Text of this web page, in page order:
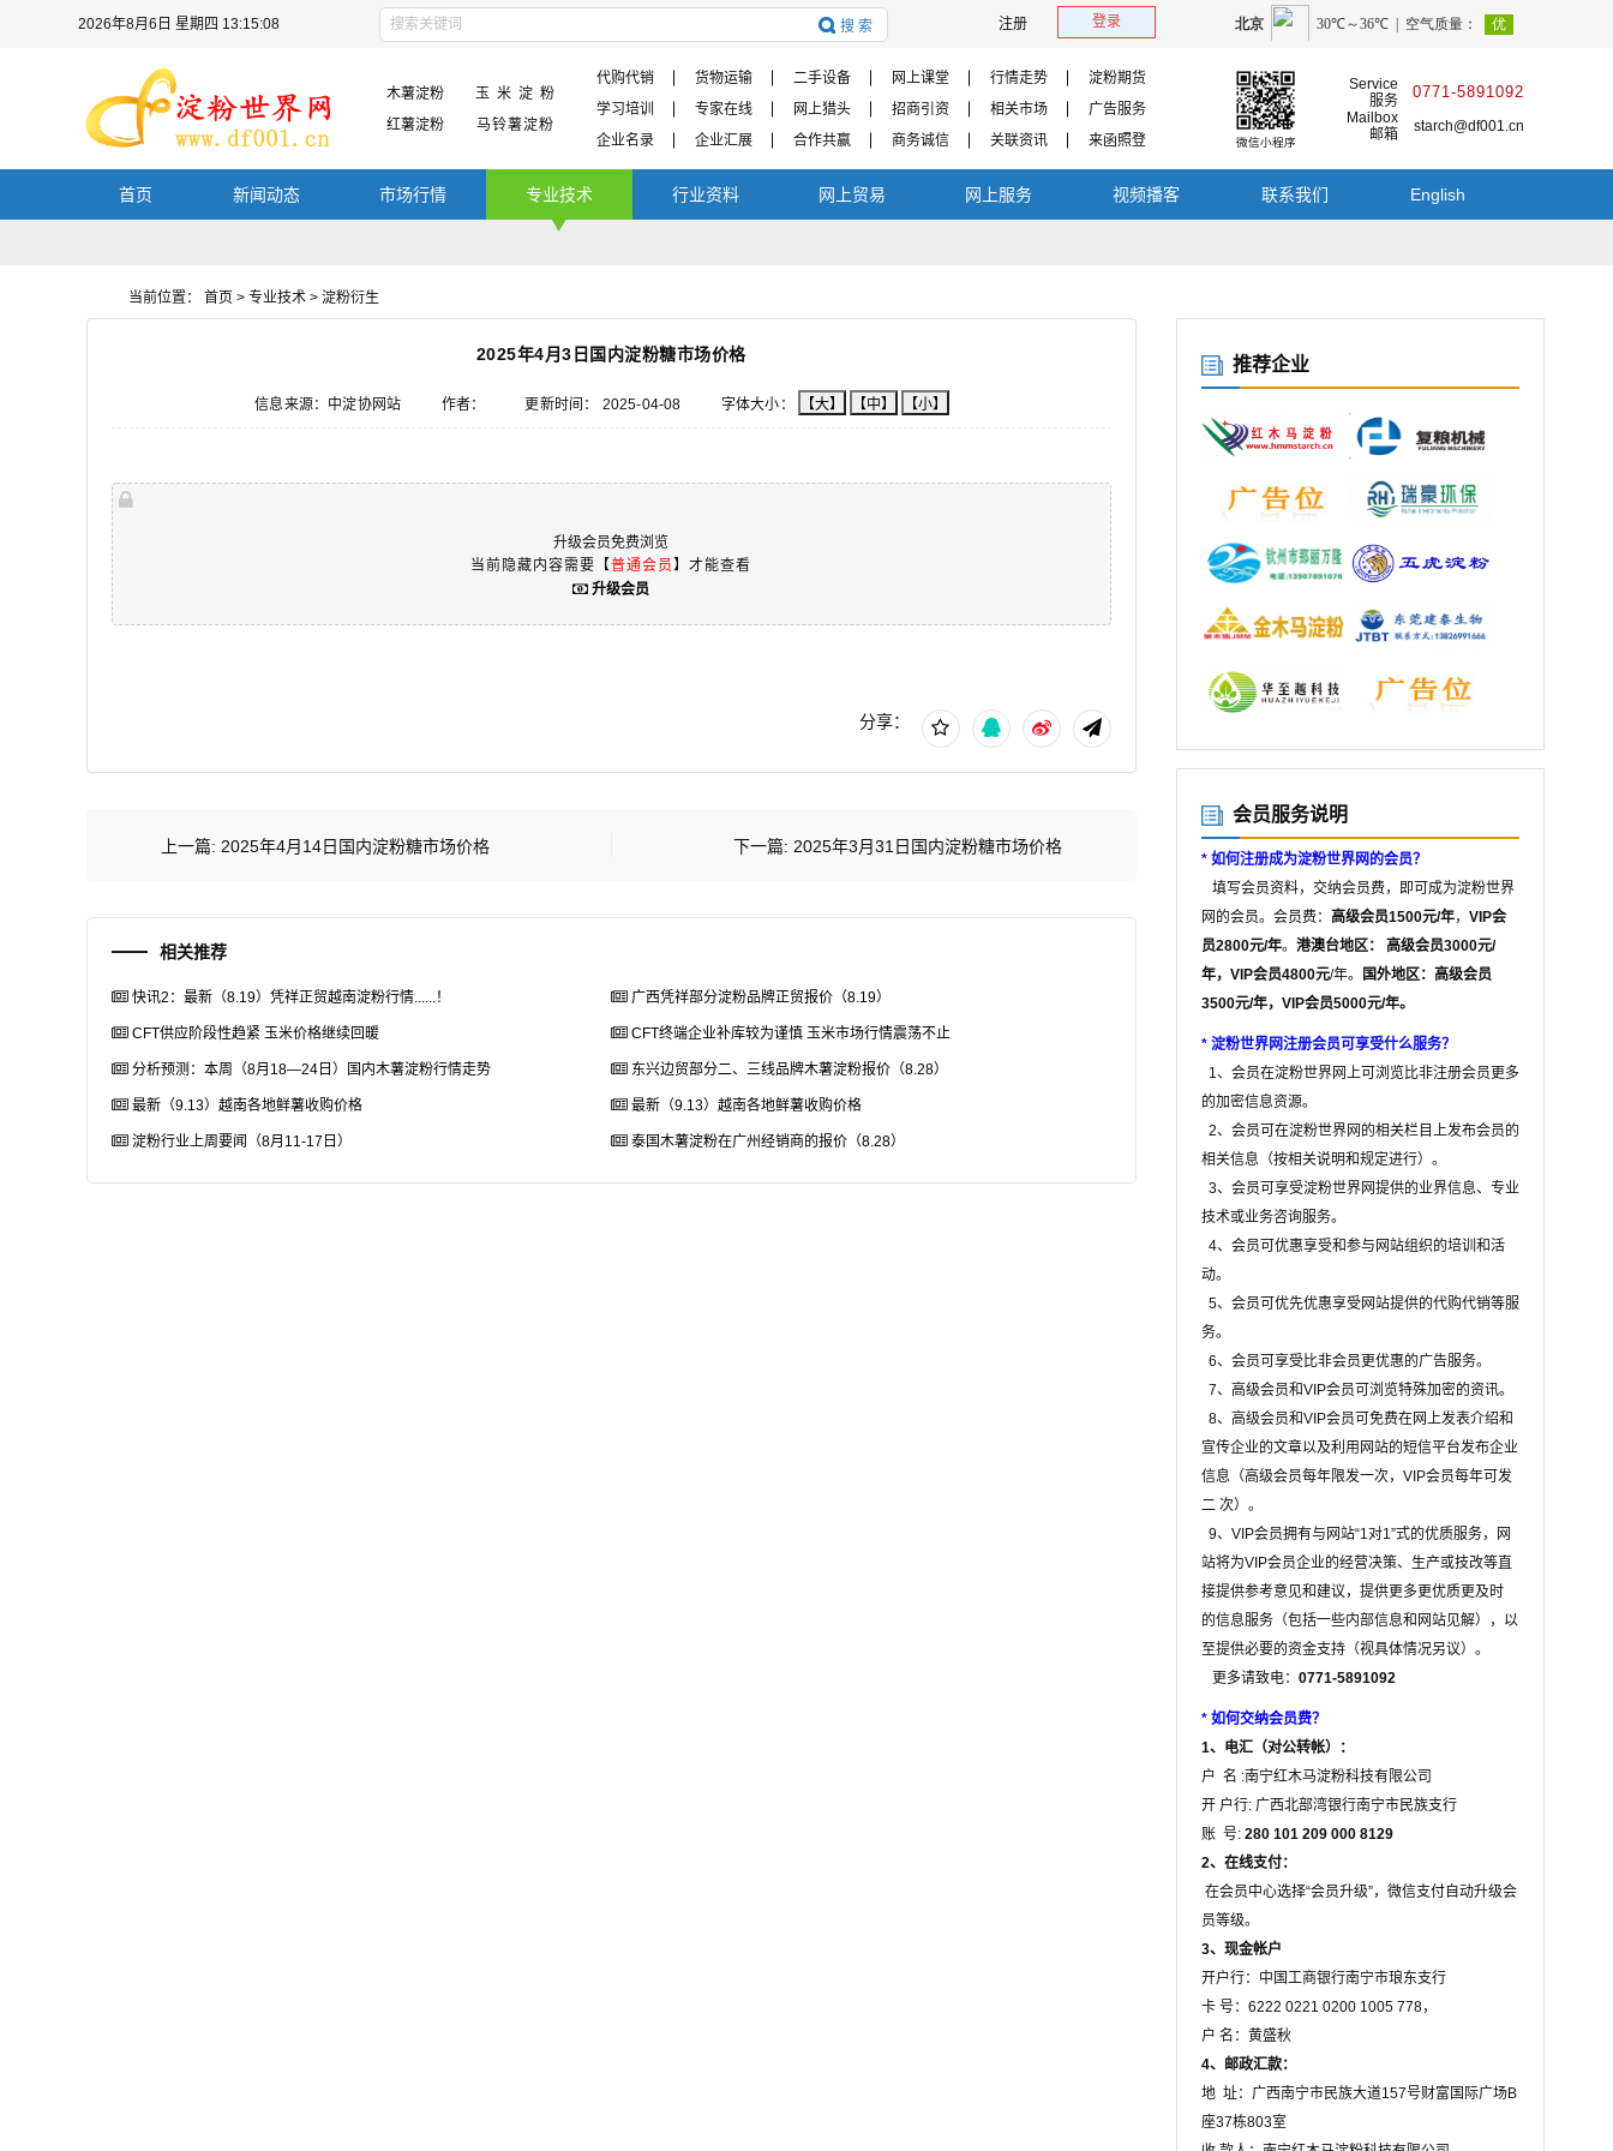
2026年8月6日 星期四 13:15:08 注册 登录
木薯淀粉
玉 米 淀 粉
红薯淀粉
马铃薯淀粉
代购代销 货物运输 二手设备 网上课堂 行情走势
淀粉期货
学习培训
专家在线 网上猎头 招商引资 相关市场
广告服务
企业名录
企业汇展 合作共赢 商务诚信 关联资讯 来函照登
Service
服务
0771-5891092
Mailbox
邮箱
starch@df001.cn
首页 新闻动态 市场行情 专业技术 行业资料 网上贸易 网上服务 视频播客 联系我们 English
当前位置： 首页 > 专业技术 > 淀粉衍生
2025年4月3日国内淀粉糖市场价格
信息来源：中淀协网站 作者： 更新时间： 2025-04-08 字体大小： 【大】 【中】 【小】
升级会员免费浏览
当前隐藏内容需要【普通会员】才能查看
升级会员
分享：
上一篇: 2025年4月14日国内淀粉糖市场价格 下一篇: 2025年3月31日国内淀粉糖市场价格
相关推荐
快讯2：最新（8.19）凭祥正贸越南淀粉行情......！
CFT供应阶段性趋紧 玉米价格继续回暖
分析预测：本周（8月18—24日）国内木薯淀粉行情走势
最新（9.13）越南各地鲜薯收购价格
淀粉行业上周要闻（8月11-17日）
广西凭祥部分淀粉品牌正贸报价（8.19）
CFT终端企业补库较为谨慎 玉米市场行情震荡不止
东兴边贸部分二、三线品牌木薯淀粉报价（8.28）
最新（9.13）越南各地鲜薯收购价格
泰国木薯淀粉在广州经销商的报价（8.28）
推荐企业
会员服务说明
* 如何注册成为淀粉世界网的会员？
填写会员资料，交纳会员费，即可成为淀粉世界
网的会员。会员费：
高级会员1500元/年， VIP会
员2800元/年。 港澳台地区： 高级会员3000元/
年，VIP会员4800元/年。
国外地区：高级会员
3500元/年，VIP会员5000元/年。
* 淀粉世界网注册会员可享受什么服务？
1、会员在淀粉世界网上可浏览比非注册会员更多
的加密信息资源。
2、会员可在淀粉世界网的相关栏目上发布会员的
相关信息（按相关说明和规定进行）。
3、会员可享受淀粉世界网提供的业界信息、专业
技术或业务咨询服务。
4、会员可优惠享受和参与网站组织的培训和活
动。
5、会员可优先优惠享受网站提供的代购代销等服
务。
6、会员可享受比非会员更优惠的广告服务。
7、高级会员和VIP会员可浏览特殊加密的资讯。
8、高级会员和VIP会员可免费在网上发表介绍和
宣传企业的文章以及利用网站的短信平台发布企业
信息（高级会员每年限发一次，VIP会员每年可发
二 次）。
9、VIP会员拥有与网站“1对1”式的优质服务，网
站将为VIP会员企业的经营决策、生产或技改等直
接提供参考意见和建议，提供更多更优质更及时
的信息服务（包括一些内部信息和网站见解），以
至提供必要的资金支持（视具体情况另议）。
更多请致电： 0771-5891092
* 如何交纳会员费？
1、电汇（对公转帐）：
户 名 :南宁红木马淀粉科技有限公司
开 户行: 广西北部湾银行南宁市民族支行
账 号: 280 101 209 000 8129
2、在线支付：
在会员中心选择“会员升级”，微信支付自动升级会
员等级。
3、现金帐户
开户行：中国工商银行南宁市琅东支行
卡 号：6222 0221 0200 1005 778，
户 名：黄盛秋
4、邮政汇款：
地 址：广西南宁市民族大道157号财富国际广场B
座37栋803室